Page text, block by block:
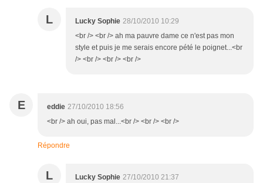
L Lucky Sophie 28/10/2010 10:29
<br /> <br /> ah ma pauvre dame ce n'est pas mon
style et puis je me serais encore pété le poignet...<br
/> <br /> <br /> <br />
E eddie 27/10/2010 18:56
<br /> ah oui, pas mal...<br /> <br /> <br />
Répondre
L Lucky Sophie 27/10/2010 21:37